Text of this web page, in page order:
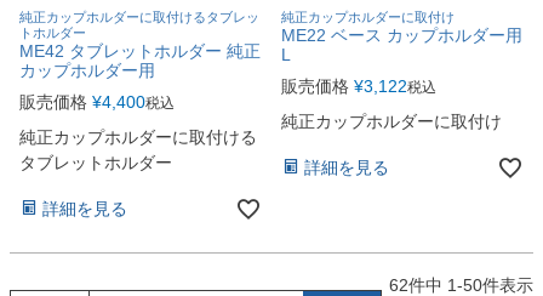
純正カップホルダーに取付けるタブレッ
トホルダー
ME42 タブレットホルダー 純正
カップホルダー用
販売価格 ¥4,400税込
純正カップホルダーに取付ける
タブレットホルダー
詳細を見る
純正カップホルダーに取付け
ME22 ベース カップホルダー用
L
販売価格 ¥3,122税込
純正カップホルダーに取付け
詳細を見る
62件中 1-50件表示